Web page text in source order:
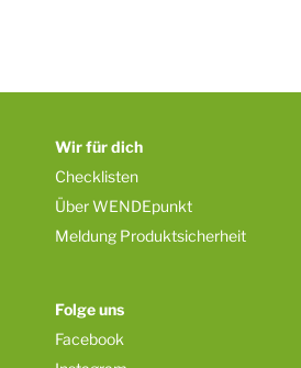
Wir für dich
Checklisten
Über WENDEpunkt
Meldung Produktsicherheit
Folge uns
Facebook